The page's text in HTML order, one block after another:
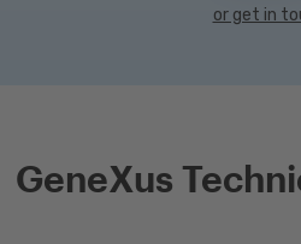
or get in
GeneXus